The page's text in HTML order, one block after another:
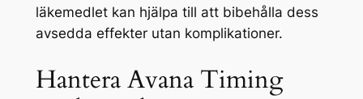
läkemedlet kan hjälpa till att bibehålla dess
avsedda effekter utan komplikationer.
Hantera Avana Timing